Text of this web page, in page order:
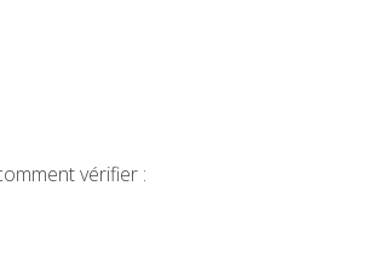
vérifier :